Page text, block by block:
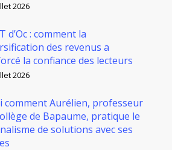
2026
d’Oc : comment la
des revenus a
la confiance des lecteurs
2026
comment Aurélien, professeur
de Bapaume, pratique le
de solutions avec ses